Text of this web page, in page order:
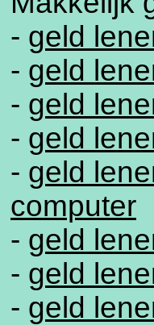
- geld
- geld
- geld
- geld
- geld
computer
- geld
- geld
- geld